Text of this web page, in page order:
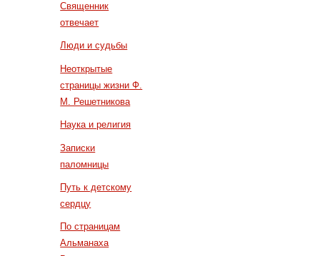
Священник
отвечает
Люди и судьбы
Неоткрытые
страницы жизни Ф.
М. Решетникова
Наука и религия
Записки
паломницы
Путь к детскому
сердцу
По страницам
Альманаха